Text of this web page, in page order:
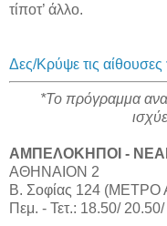
τίποτ’ άλλο.
Δες/Κρύψε τις αίθουσες
*Το πρόγραμμα
ΑΜΠΕΛΟΚΗΠΟΙ -
ΑΘΗΝΑΙΟΝ 2
Β. Σοφίας 124 (ΜΕΤΡΟ
Πεμ. - Τετ.: 18.50/